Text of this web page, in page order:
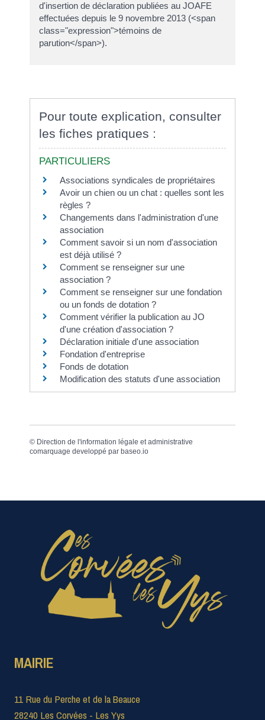
d'insertion de déclaration publiées au JOAFE
effectuées depuis le 9 novembre 2013 (<span
class="expression">témoins de
parution</span>).
Pour toute explication, consulter
les fiches pratiques :
PARTICULIERS
Associations syndicales de propriétaires
Avoir un chien ou un chat : quelles sont les
règles ?
Changements dans l'administration d'une
association
Comment savoir si un nom d'association
est déjà utilisé ?
Comment se renseigner sur une
association ?
Comment se renseigner sur une fondation
ou un fonds de dotation ?
Comment vérifier la publication au JO
d'une création d'association ?
Déclaration initiale d'une association
Fondation d'entreprise
Fonds de dotation
Modification des statuts d'une association
© Direction de l'information légale et administrative
comarquage developpé par baseo.io
MAIRIE
11 Rue du Perche et de la Beauce
28240 Les Corvées - Les Yys